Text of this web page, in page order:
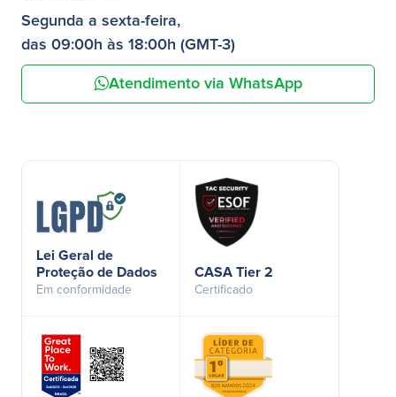
Segunda a sexta-feira,
das 09:00h às 18:00h (GMT-3)
Atendimento via WhatsApp
Lei Geral de
Proteção de Dados
Em conformidade
CASA Tier 2
Certificado